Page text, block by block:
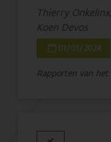
Thierry
Koen Devos
01/01/2024
Rapporten van